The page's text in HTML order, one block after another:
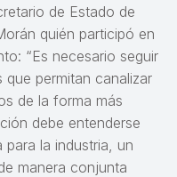
de Estado de
quién participó en
“Es necesario seguir
permitan canalizar
de la forma más
debe entenderse
la industria, un
manera conjunta